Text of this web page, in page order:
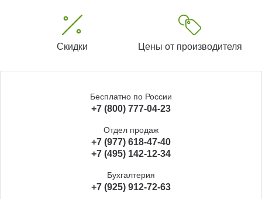
Скидки Цены от производителя
Бесплатно по России
+7 (800) 777-04-23
Отдел продаж
+7 (977) 618-47-40
+7 (495) 142-12-34
Бухгалтерия
+7 (925) 912-72-63